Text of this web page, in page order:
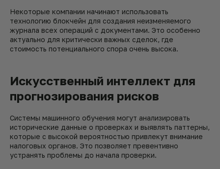
Некоторые компании начинают использовать
технологию блокчейн для создания неизменяемого
журнала всех операций с документами. Это особенно
актуально для критически важных сделок, где
стоимость потенциального спора очень высока.
Искусственный интеллект для
прогнозирования рисков
Системы машинного обучения могут анализировать
исторические данные о проверках и выявлять паттерны,
которые с высокой вероятностью привлекут внимание
налоговых органов. Это позволяет превентивно
устранять проблемы до начала проверки.